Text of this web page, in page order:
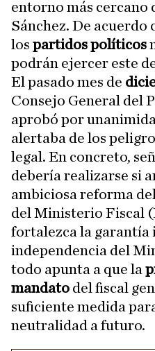
entorno más cercano
Sánchez. De acuerdo
los partidos políticos
podrán ejercer este
El pasado mes de
Consejo General del
aprobó por
alertaba de los
legal. En concreto,
debería realizarse si
ambiciosa reforma
del Ministerio Fiscal
fortalezca la garantía
independencia del
todo apunta a que la
mandato del fiscal
suficiente medida
neutralidad a futuro.